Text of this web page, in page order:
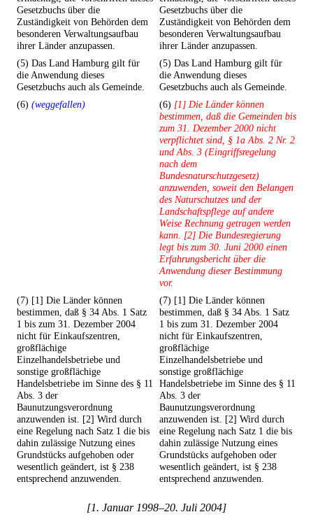
Gesetzbuchs über die
Zuständigkeit von Behörden dem
besonderen Verwaltungsaufbau
ihrer Länder anzupassen.
Gesetzbuchs über die
Zuständigkeit von Behörden dem
besonderen Verwaltungsaufbau
ihrer Länder anzupassen.
(5) Das Land Hamburg gilt für
die Anwendung dieses
Gesetzbuchs auch als Gemeinde.
(5) Das Land Hamburg gilt für
die Anwendung dieses
Gesetzbuchs auch als Gemeinde.
(6) (weggefallen) (6) [1] Die Länder können
bestimmen, daß die Gemeinden bis
zum 31. Dezember 2000 nicht
verpflichtet sind, § 1a Abs. 2 Nr. 2
und Abs. 3 (Eingriffsregelung
nach dem
Bundesnaturschutzgesetz)
anzuwenden, soweit den Belangen
des Naturschutzes und der
Landschaftspflege auf andere
Weise Rechnung getragen werden
kann. [2] Die Bundesregierung
legt bis zum 30. Juni 2000 einen
Erfahrungsbericht über die
Anwendung dieser Bestimmung
vor.
(7) [1] Die Länder können
bestimmen, daß § 34 Abs. 1 Satz
1 bis zum 31. Dezember 2004
nicht für Einkaufszentren,
großflächige
Einzelhandelsbetriebe und
sonstige großflächige
Handelsbetriebe im Sinne des § 11
Abs. 3 der
Baunutzungsverordnung
anzuwenden ist. [2] Wird durch
eine Regelung nach Satz 1 die bis
dahin zulässige Nutzung eines
Grundstücks aufgehoben oder
wesentlich geändert, ist § 238
entsprechend anzuwenden.
(7) [1] Die Länder können
bestimmen, daß § 34 Abs. 1 Satz
1 bis zum 31. Dezember 2004
nicht für Einkaufszentren,
großflächige
Einzelhandelsbetriebe und
sonstige großflächige
Handelsbetriebe im Sinne des § 11
Abs. 3 der
Baunutzungsverordnung
anzuwenden ist. [2] Wird durch
eine Regelung nach Satz 1 die bis
dahin zulässige Nutzung eines
Grundstücks aufgehoben oder
wesentlich geändert, ist § 238
entsprechend anzuwenden.
[1. Januar 1998–20. Juli 2004]